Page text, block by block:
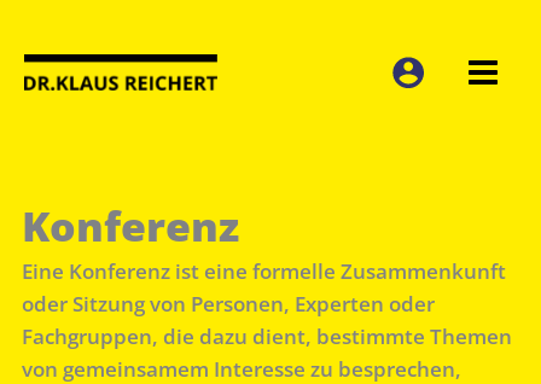
Inhalt
springen
Konferenz
Eine Konferenz ist eine formelle Zusammenkunft
oder Sitzung von Personen, Experten oder
Fachgruppen, die dazu dient, bestimmte Themen
von gemeinsamem Interesse zu besprechen,